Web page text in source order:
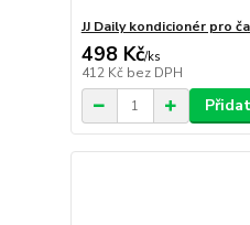
JJ Daily kondicionér pro
498 Kč/ks
412 Kč bez DPH